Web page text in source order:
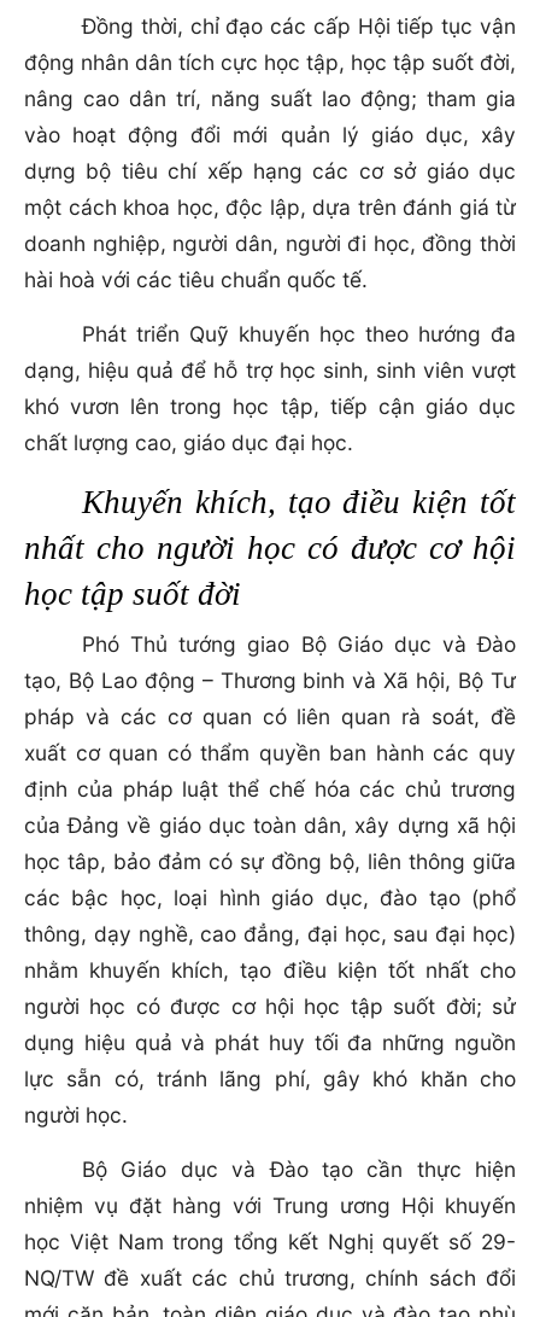
Đồng thời, chỉ đạo các cấp Hội tiếp tục vận
động nhân dân tích cực học tập, học tập suốt đời,
nâng cao dân trí, năng suất lao động; tham gia
vào hoạt động đổi mới quản lý giáo dục, xây
dựng bộ tiêu chí xếp hạng các cơ sở giáo dục
một cách khoa học, độc lập, dựa trên đánh giá từ
doanh nghiệp, người dân, người đi học, đồng thời
hài hoà với các tiêu chuẩn quốc tế.
Phát triển Quỹ khuyến học theo hướng đa
dạng, hiệu quả để hỗ trợ học sinh, sinh viên vượt
khó vươn lên trong học tập, tiếp cận giáo dục
chất lượng cao, giáo dục đại học.
Khuyến khích, tạo điều kiện tốt
nhất cho người học có được cơ hội
học tập suốt đời
Phó Thủ tướng giao Bộ Giáo dục và Đào
tạo, Bộ Lao động – Thương binh và Xã hội, Bộ Tư
pháp và các cơ quan có liên quan rà soát, đề
xuất cơ quan có thẩm quyền ban hành các quy
định của pháp luật thể chế hóa các chủ trương
của Đảng về giáo dục toàn dân, xây dựng xã hội
học tâp, bảo đảm có sự đồng bộ, liên thông giữa
các bậc học, loại hình giáo dục, đào tạo (phổ
thông, dạy nghề, cao đẳng, đại học, sau đại học)
nhằm khuyến khích, tạo điều kiện tốt nhất cho
người học có được cơ hội học tập suốt đời; sử
dụng hiệu quả và phát huy tối đa những nguồn
lực sẵn có, tránh lãng phí, gây khó khăn cho
người học.
Bộ Giáo dục và Đào tạo cần thực hiện
nhiệm vụ đặt hàng với Trung ương Hội khuyến
học Việt Nam trong tổng kết Nghị quyết số 29-
NQ/TW đề xuất các chủ trương, chính sách đổi